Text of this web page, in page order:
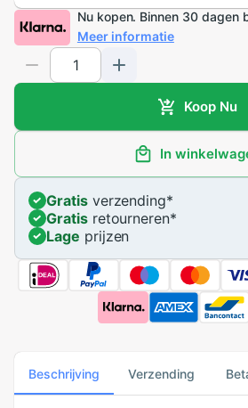
Nu kopen. Binnen 30 dagen
Meer informatie
Koop Nu
In
Gratisverzending*
Gratisretourneren*
Lage prijzen
Beschrijving Verzending